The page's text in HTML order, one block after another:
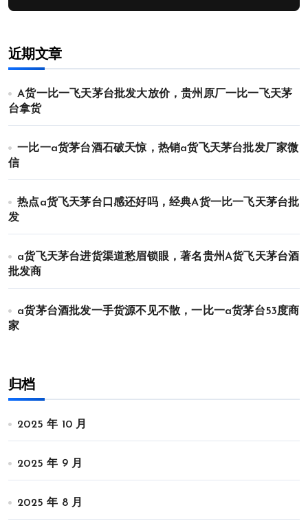
近期文章
A货一比一飞天茅台批发大放价，贵州原厂一比一飞天茅
台拿货
一比一a货茅台酒石破天惊，热销a货飞天茅台批发厂家微
信
热点a货飞天茅台口感还好吗，经典A货一比一飞天茅台批
发
a货飞天茅台进货渠道愁眉锁眼，著名贵州A货飞天茅台酒
批发商
a货茅台酒批发一手货源不见不散，一比一a货茅台53度商
家
归档
2025 年 10 月
2025 年 9 月
2025 年 8 月